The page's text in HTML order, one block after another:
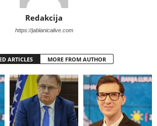
Redakcija
https://jablanicalive.com
ARTICLES MORE FROM AUTHOR